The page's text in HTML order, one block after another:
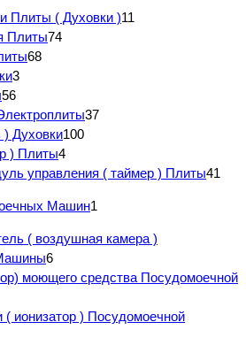
Плиты ( Духовки )11
Плиты74
68
3
56
37
) Духовки100
) Плиты4
управления ( таймер ) Плиты41
Машин1
( воздушная камера )
6
моющего средства Посудомоечной
( ионизатор ) Посудомоечной